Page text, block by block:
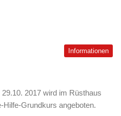
Informationen
2017 wird im Rüsthaus
Grundkurs angeboten.